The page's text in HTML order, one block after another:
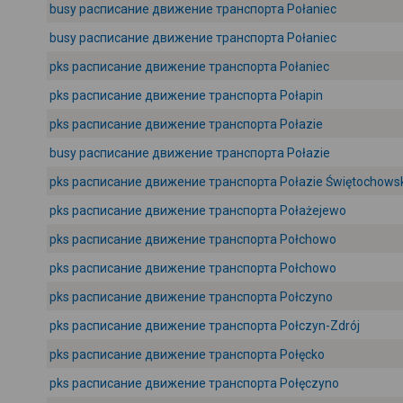
busy расписание движение транспорта Połaniec
busy расписание движение транспорта Połaniec
pks расписание движение транспорта Połaniec
pks расписание движение транспорта Połapin
pks расписание движение транспорта Połazie
busy расписание движение транспорта Połazie
pks расписание движение транспорта Połazie
pks расписание движение транспорта Połażejewo
pks расписание движение транспорта Połchowo
pks расписание движение транспорта Połchowo
pks расписание движение транспорта Połczyno
pks расписание движение транспорта Połczyn-Zdrój
pks расписание движение транспорта Połęcko
pks расписание движение транспорта Połęczyno